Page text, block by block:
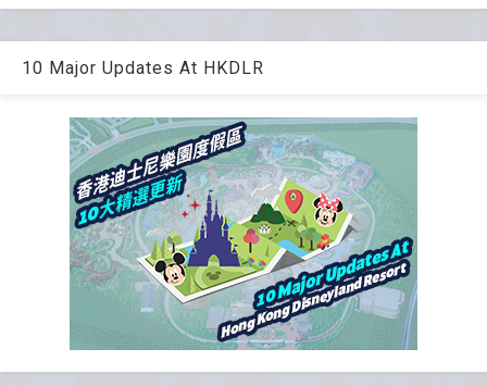
10 Major Updates At HKDLR